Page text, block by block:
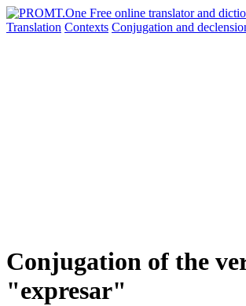
Translation Contexts Conjugation and
Conjugation of the
"expresar"